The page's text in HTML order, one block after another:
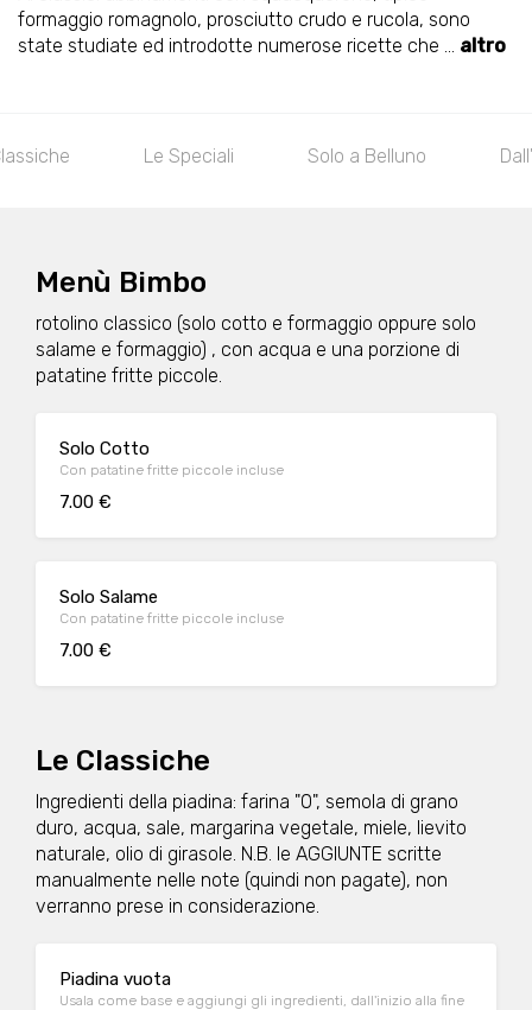
formaggio romagnolo, prosciutto crudo e rucola, sono
state studiate ed introdotte numerose ricette che ... altro
Solo a Belluno Dall'Acqua Le
Menù Bimbo
rotolino classico (solo cotto e formaggio oppure solo
salame e formaggio) , con acqua e una porzione di
patatine fritte piccole.
Solo Cotto
Con patatine fritte piccole incluse
7.00 €
Solo Salame
Con patatine fritte piccole incluse
7.00 €
Le Classiche
Ingredienti della piadina: farina "0", semola di grano
duro, acqua, sale, margarina vegetale, miele, lievito
naturale, olio di girasole. N.B. le AGGIUNTE scritte
manualmente nelle note (quindi non pagate), non
verranno prese in considerazione.
Piadina vuota
Usala come base e aggiungi gli ingredienti, dall'inizio alla fine